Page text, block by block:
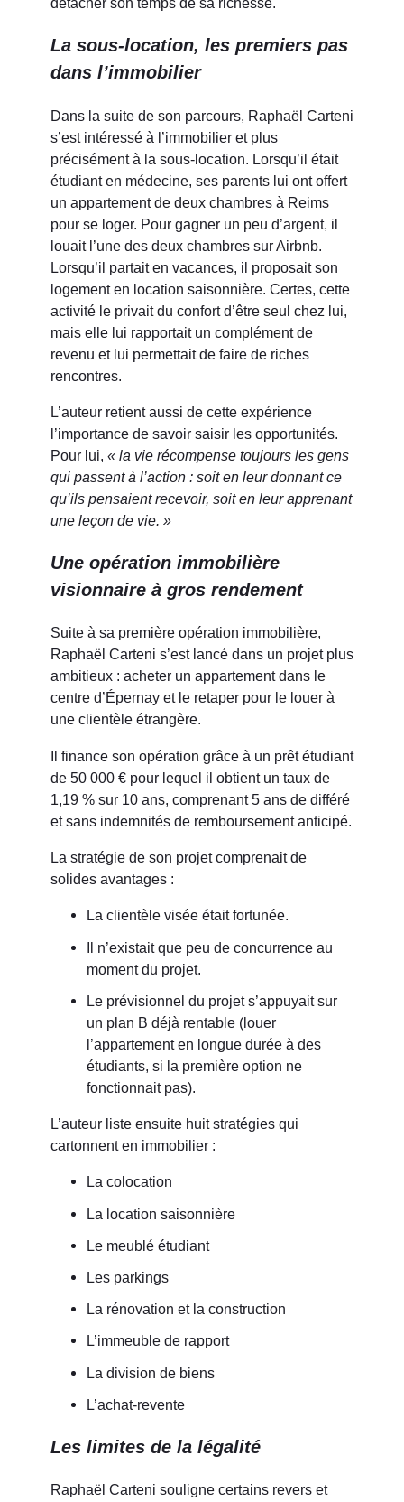
La sous-location, les premiers pas
dans l’immobilier
Dans la suite de son parcours, Raphaël Carteni
s’est intéressé à l’immobilier et plus
précisément à la sous-location. Lorsqu’il était
étudiant en médecine, ses parents lui ont offert
un appartement de deux chambres à Reims
pour se loger. Pour gagner un peu d’argent, il
louait l’une des deux chambres sur Airbnb.
Lorsqu’il partait en vacances, il proposait son
logement en location saisonnière. Certes, cette
activité le privait du confort d’être seul chez lui,
mais elle lui rapportait un complément de
revenu et lui permettait de faire de riches
rencontres.
L’auteur retient aussi de cette expérience
l’importance de savoir saisir les opportunités.
Pour lui, « la vie récompense toujours les gens
qui passent à l’action : soit en leur donnant ce
qu’ils pensaient recevoir, soit en leur apprenant
une leçon de vie. »
Une opération immobilière
visionnaire à gros rendement
Suite à sa première opération immobilière,
Raphaël Carteni s’est lancé dans un projet plus
ambitieux : acheter un appartement dans le
centre d’Épernay et le retaper pour le louer à
une clientèle étrangère.
Il finance son opération grâce à un prêt étudiant
de 50 000 € pour lequel il obtient un taux de
1,19 % sur 10 ans, comprenant 5 ans de différé
et sans indemnités de remboursement anticipé.
La stratégie de son projet comprenait de
solides avantages :
La clientèle visée était fortunée.
Il n’existait que peu de concurrence au
moment du projet.
Le prévisionnel du projet s’appuyait sur
un plan B déjà rentable (louer
l’appartement en longue durée à des
étudiants, si la première option ne
fonctionnait pas).
L’auteur liste ensuite huit stratégies qui
cartonnent en immobilier :
La colocation
La location saisonnière
Le meublé étudiant
Les parkings
La rénovation et la construction
L’immeuble de rapport
La division de biens
L’achat-revente
Les limites de la légalité
Raphaël Carteni souligne certains revers et